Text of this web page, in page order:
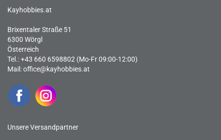
Kayhobbies.at
Brixentaler Straße 51
6300 Wörgl
Österreich
Tel.: +43 660 6598802 (Mo-Fr 09:00-12:00)
Mail:office@kayhobbies.at
Unsere Versandpartner